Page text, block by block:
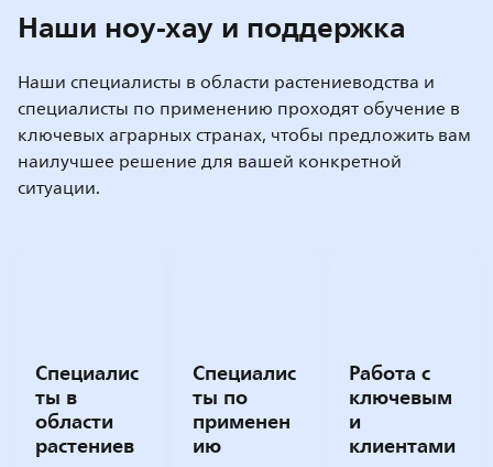
Наши ноу-хау и поддержка
Наши специалисты в области растениеводства и
специалисты по применению проходят обучение в
ключевых аграрных странах, чтобы предложить вам
наилучшее решение для вашей конкретной
ситуации.
Специалис
ты в
области
растениев
Специалис
ты по
применен
ию
Работа с
ключевым
и
клиентами